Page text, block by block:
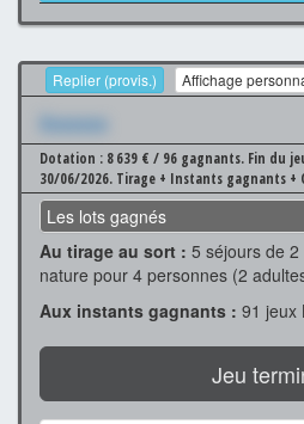
Replier (provis.) Affichage
Xxxxxxx
Dotation : 8 639 € / 96 gagnants. Fin du
30/06/2026. Tirage + Instants gagnants
Les lots gagnés
Au tirage au sort : 5 séjours de
nature pour 4 personnes (2
Aux instants gagnants : 91 jeux
Jeu